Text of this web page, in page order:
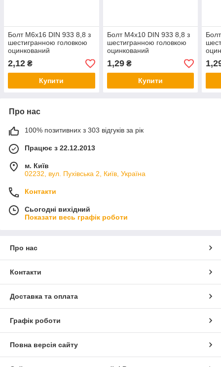
Болт М6х16 DIN 933 8,8 з
шестигранною головкою
оцинкований
2,12 ₴
Купити
Болт М4х10 DIN 933 8,8 з
шестигранною головкою
оцинкований
1,29₴
Купити
Про нас
100% позитивних з 303 відгуків за рік
Працює з 22.12.2013
м. Київ
02232, вул. Пухівська 2, Київ, Україна
Контакти
Сьогодні вихідний
Показати весь графік роботи
Про нас
Контакти
Доставка та оплата
Графік роботи
Повна версія сайту